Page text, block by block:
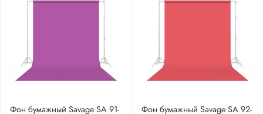
Фон бумажный Savage SA 91-
Фон бумажный Savage SA 92-